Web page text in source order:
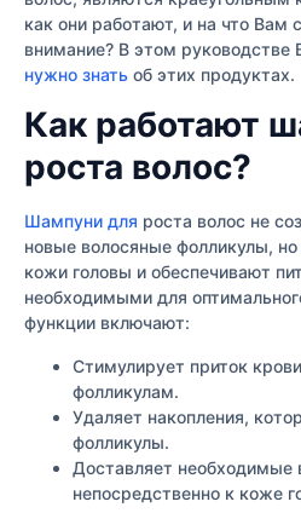
как они работают, и на что Вам
внимание? В этом руководстве
нужно знать об этих продуктах.
Как работают
роста волос?
Шампуни для роста волос не
новые волосяные фолликулы,
кожи головы и обеспечивают
необходимыми для
функции включают:
Стимулирует приток
фолликулам.
Удаляет накопления,
фолликулы.
Доставляет
непосредственно к коже